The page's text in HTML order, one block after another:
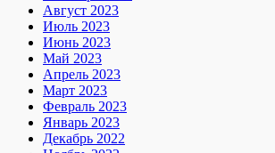
Август 2023
Июль 2023
Июнь 2023
Май 2023
Апрель 2023
Март 2023
Февраль 2023
Январь 2023
Декабрь 2022